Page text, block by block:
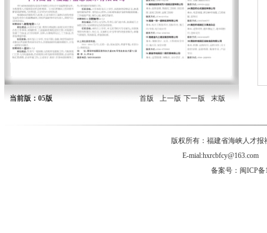
当前版：05版 首版 上一版 下一版 末版
版权所有：福建省海峡人才
E-
备案号：闽ICP备